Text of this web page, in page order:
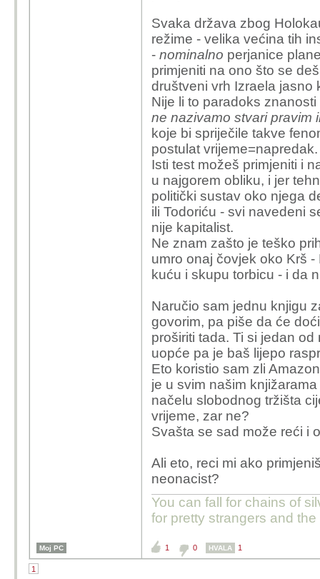
1. aktivno - kad se
samo kroz strogo
duhana trudnicama i
genijalan ekonomski
pravim imenom)
2. Pasivno - kada se
komentira izvorište
Prije bi rekao da
sve više zazirem od
poglupljeno reći da je
zašto imamo
nego teza Fukuyame
Mislim da je
banalnost i ne-
neodvojivi od
sve političke i
Irana zbilja toliko
borili dati mu neki
Kad netko opisuje
ekonomsko glediste"
eksperiment da vidi
to je kritika cijelog tog
sustava i skupa
Svaka država zbog
režime - velika većina tih
- nominalno perjanice
primjeniti na ono što se
društveni vrh Izraela jasno
Nije li to paradoks
ne nazivamo stvari pravim
koje bi spriječile takve
postulat
Isti test možeš primjeniti i
u najgorem obliku, i jer
politički sustav oko njega
ili Todoriću - svi navedeni
nije kapitalist.
Ne znam zašto je teško
umro onaj čovjek oko Krš
kuću i skupu torbicu - i da
Naručio sam jednu knjigu
govorim, pa piše da će
proširiti tada. Ti si jedan
uopće pa je baš lijepo
Eto koristio sam zli
je u svim našim
načelu slobodnog tržišta
vrijeme, zar ne?
Svašta se sad može reći i
Ali eto, reci mi ako
neonacist?
You can fall for chains of
for pretty strangers and
Moj PC 1 0 HVALA 1
1